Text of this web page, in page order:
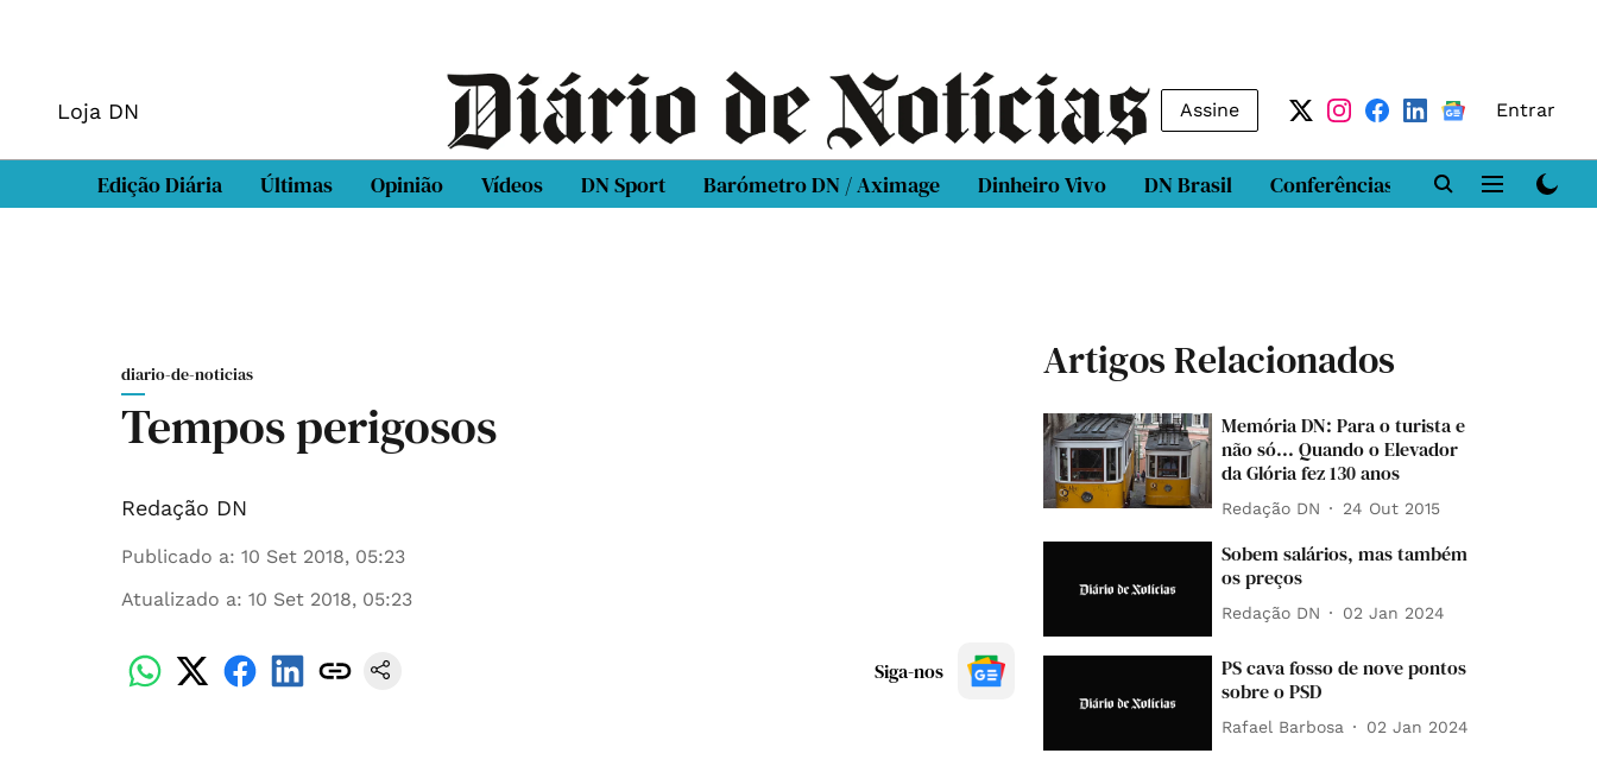
Loja DN Assine Entrar
Edição Diária Últimas Opinião Vídeos DN Sport Barómetro DN / Aximage Dinheiro Vivo DN Brasil Conferências DN LAB
diario-de-noticias
Tempos perigosos
Redação DN
Publicado a: 10 Set 2018, 05:23
Atualizado a: 10 Set 2018, 05:23
Siga-nos
Artigos Relacionados
Memória DN: Para o turista e
não só... Quando o Elevador
da Glória fez 130 anos
Redação DN 24 Out 2015
Sobem salários, mas também
os preços
Redação DN 02 Jan 2024
PS cava fosso de nove pontos
sobre o PSD
Rafael Barbosa 02 Jan 2024